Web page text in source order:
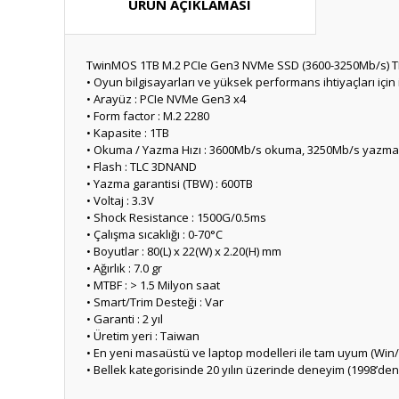
ÜRÜN AÇIKLAMASI
TwinMOS 1TB M.2 PCIe Gen3 NVMe SSD (3600-3250Mb/s)
• Oyun bilgisayarları ve yüksek performans ihtiyaçları
• Arayüz : PCIe NVMe Gen3 x4
• Form factor : M.2 2280
• Kapasite : 1TB
• Okuma / Yazma Hızı : 3600Mb/s okuma, 3250Mb/s yazma
• Flash : TLC 3DNAND
• Yazma garantisi (TBW) : 600TB
• Voltaj : 3.3V
• Shock Resistance : 1500G/0.5ms
• Çalışma sıcaklığı : 0-70°C
• Boyutlar : 80(L) x 22(W) x 2.20(H) mm
• Ağırlık : 7.0 gr
• MTBF : > 1.5 Milyon saat
• Smart/Trim Desteği : Var
• Garanti : 2 yıl
• Üretim yeri : Taiwan
• En yeni masaüstü ve laptop modelleri ile tam uyum
• Bellek kategorisinde 20 yılın üzerinde deneyim